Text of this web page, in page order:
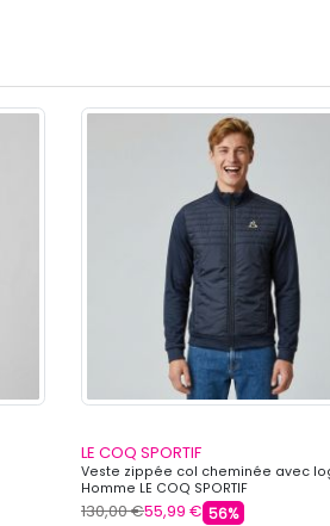
LE COQ SPORTIF
Veste zippée col cheminée avec
Homme LE COQ SPORTIF
130,00 €55,99 € 56%